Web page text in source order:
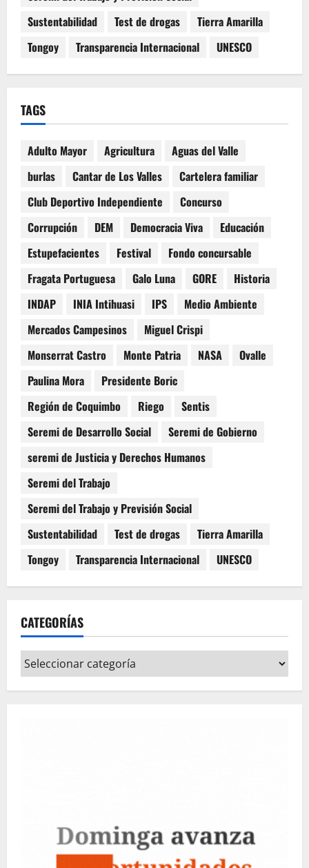
Sustentabilidad
Test de drogas
Tierra Amarilla
Tongoy
Transparencia Internacional UNESCO
TAGS
Adulto Mayor Agricultura
Aguas del Valle
burlas
Cantar de Los Valles
Cartelera familiar
Club Deportivo Independiente
Concurso
Corrupción
DEM Democracia Viva
Educación
Estupefacientes
Festival
Fondo concursable
Fragata Portuguesa
Galo Luna GORE
Historia
INDAP
INIA Intihuasi IPS
Medio Ambiente
Mercados Campesinos
Miguel Crispi
Monserrat Castro
Monte Patria NASA
Ovalle
Paulina Mora
Presidente Boric
Región de Coquimbo
Riego
Sentis
Seremi de Desarrollo Social
Seremi de Gobierno
seremi de Justicia y Derechos Humanos
Seremi del Trabajo
Seremi del Trabajo y Previsión Social
Sustentabilidad
Test de drogas
Tierra Amarilla
Tongoy
Transparencia Internacional UNESCO
CATEGORÍAS
Categorías